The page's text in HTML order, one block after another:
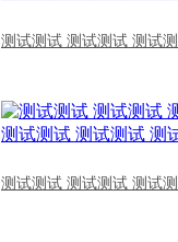
测试测试 测试测试 测试
测试测试 测试测试 测试